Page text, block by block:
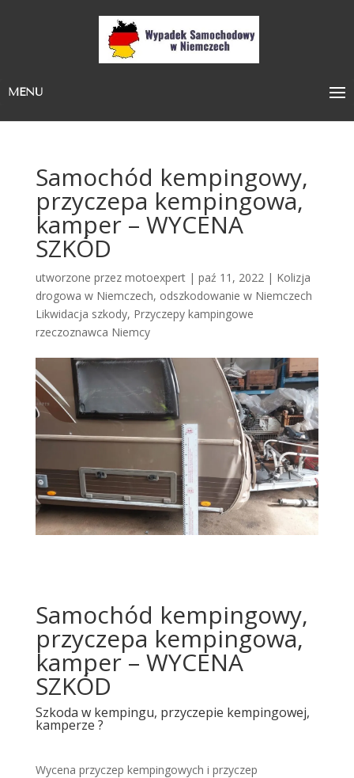
MENU
Samochód kempingowy,
przyczepa kempingowa,
kamper – WYCENA
SZKÓD
utworzone przez motoexpert| paź 11, 2022| Kolizja
drogowa w Niemczech, odszkodowanie w Niemczech
Likwidacja szkody, Przyczepy kampingowe
rzeczoznawca Niemcy
Samochód kempingowy,
przyczepa kempingowa,
kamper – WYCENA
SZKÓD
Szkoda w kempingu, przyczepie kempingowej,
kamperze ?
Wycena przyczep kempingowych i przyczep